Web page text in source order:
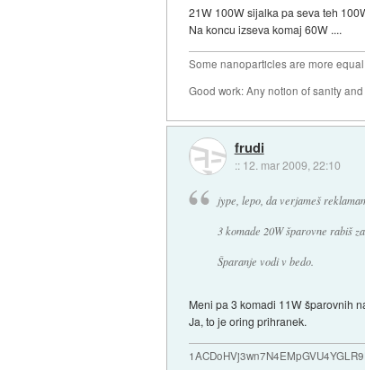
21W 100W sijalka pa seva teh
Na koncu izseva komaj 60W ....
Some nanoparticles are more
Good work: Any notion of sanity
frudi
:: 12. mar 2009, 22:10
jype, lepo, da verjameš
3 komade 20W šparovne rabiš
Šparanje vodi v bedo.
Meni pa 3 komadi 11W šparovnih
Ja, to je oring prihranek.